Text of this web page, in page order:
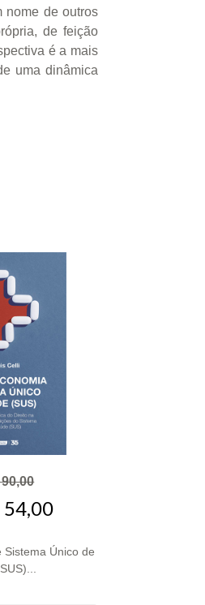
nome de outros
de feição
é a mais
uma dinâmica
54,00
Sistema Único de